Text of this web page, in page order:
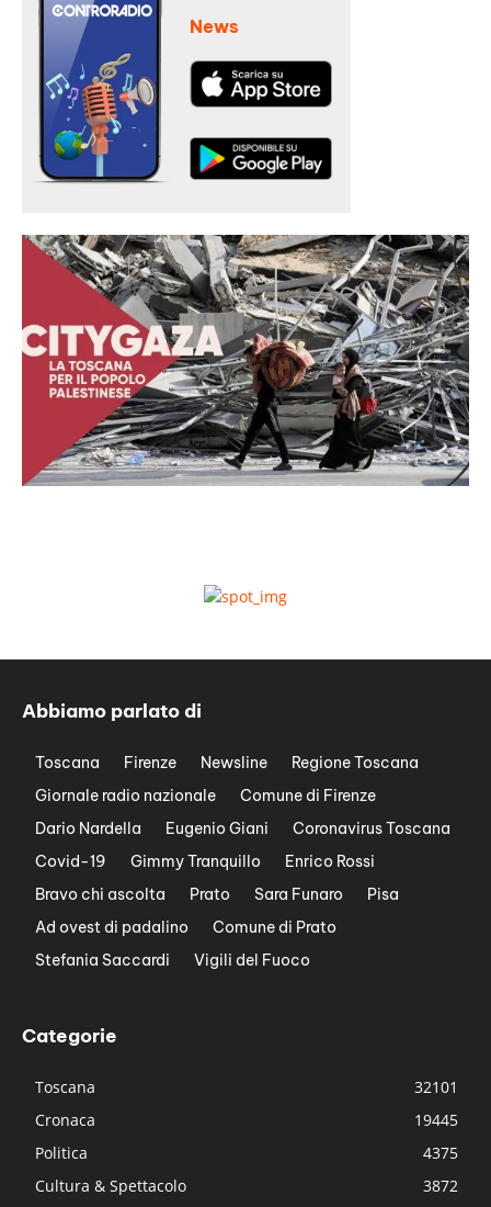
News
Abbiamo parlato di
Toscana Firenze Newsline
Regione Toscana
Giornale radio nazionale
Comune di Firenze
Dario Nardella
Eugenio Giani
Coronavirus Toscana
Covid-19
Gimmy Tranquillo
Enrico Rossi
Bravo chi ascolta
Prato Sara Funaro
Pisa
Ad ovest di padalino
Comune di Prato
Stefania Saccardi
Vigili del Fuoco
Categorie
Toscana
32101
Cronaca
19445
Politica
4375
Cultura & Spettacolo
3872